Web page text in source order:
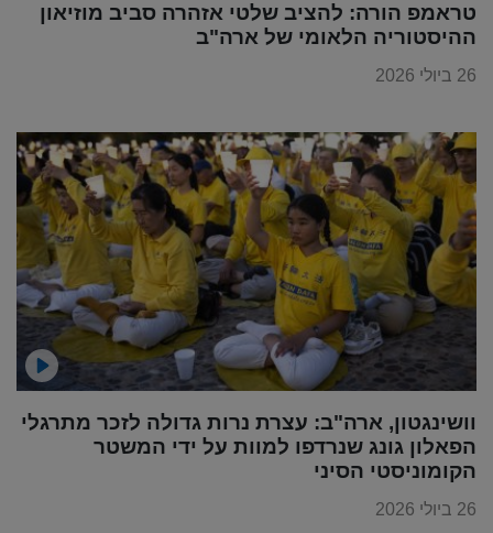
טראמפ הורה: להציב שלטי אזהרה סביב מוזיאון
ההיסטוריה הלאומי של ארה"ב
26 ביולי 2026
וושינגטון, ארה"ב: עצרת נרות גדולה לזכר מתרגלי
הפאלון גונג שנרדפו למוות על ידי המשטר
הקומוניסטי הסיני
26 ביולי 2026